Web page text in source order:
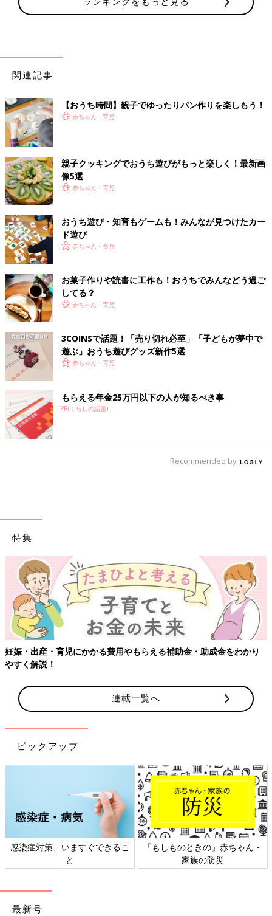
関連記事
【おうち時間】親子でゆったりパン作りを楽しもう！
赤ちゃん・育児
親子クッキングでおうち遊びがもっと楽しく！最新画
像5選
赤ちゃん・育児
おうち遊び・知育もゲームも！みんなが見つけたカー
ド遊び
赤ちゃん・育児
お菓子作りや読書に工作も！おうちでみんなどう過ご
してる？
赤ちゃん・育児
3COINSで話題！「売り切れ必至」「子どもが夢中で
遊ぶ」おうち遊びグッズ新作5選
赤ちゃん・育児
もらえる年金25万円以下の人が知るべき事
PR(くらしの話題)
Recommended by
特集
【ワクチン接種できるものも】妊婦の感染症対策、知っておいて！
連載一覧へ
ピックアップ
日本外来小児科学会リーフレッ
ト検討会
六星占術 細木かおりさんの人生
相談
最新号